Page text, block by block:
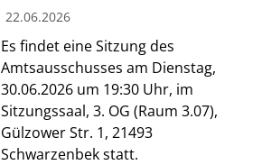
22.06.2026
Es findet eine Sitzung des
Amtsausschusses am Dienstag,
30.06.2026 um 19:30 Uhr, im
Sitzungssaal, 3. OG (Raum 3.07),
Gülzower Str. 1, 21493
Schwarzenbek statt.